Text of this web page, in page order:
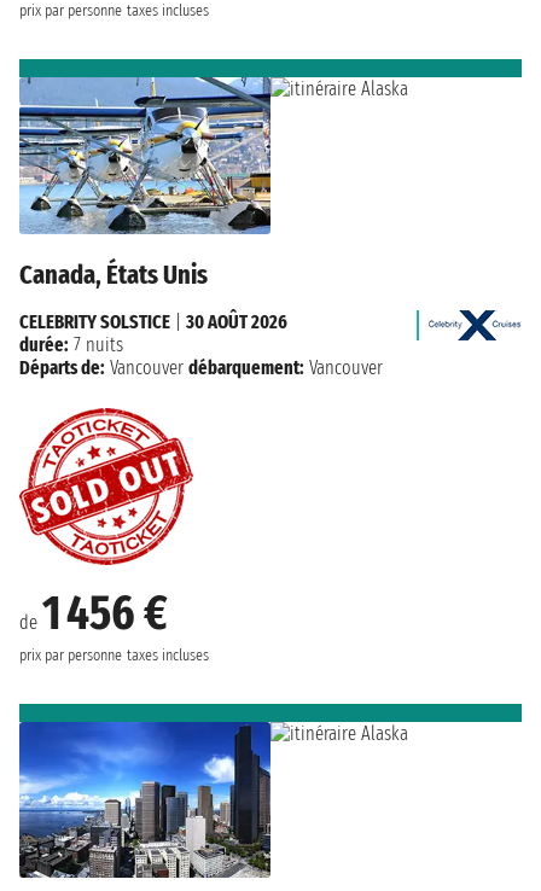
prix par personne taxes incluses
Canada, États Unis
de 1 456 €
prix par personne taxes incluses
CELEBRITY SOLSTICE
30 AOÛT 2026
durée: 7 nuits
Départs de: Vancouver débarquement: Vancouver